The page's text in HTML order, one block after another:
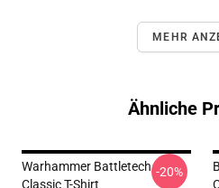
MEHR
Ähnliche
Warhammer Battletech
Classic T-Shirt
-20%